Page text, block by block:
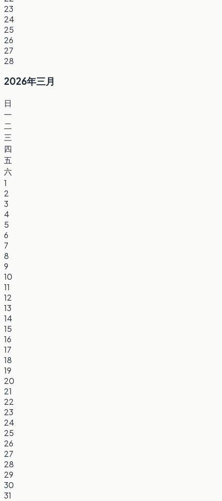
23
24
25
26
27
28
2026年三月
日
一
二
三
四
五
六
1
2
3
4
5
6
7
8
9
10
11
12
13
14
15
16
17
18
19
20
21
22
23
24
25
26
27
28
29
30
31